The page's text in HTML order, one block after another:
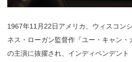
1967年11月22日アメリカ、ウィスコン
ネス・ローガン監督作『ユー・キャン・
の主演に抜擢され、インディペンデン